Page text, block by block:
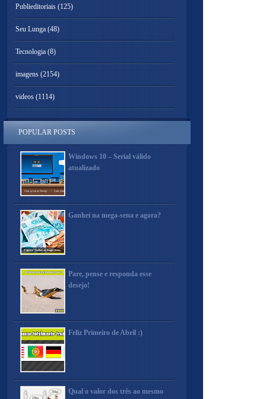
Publieditoriais (125)
Seu Lunga (48)
Tecnologia (8)
imagens (2154)
videos (1114)
POPULAR POSTS
Windows 10 – Serial válido
atualizado
Ganhei na mega-sena e agora?
Pare, pense e responda esse
desejo!
Feliz Primeiro de Abril :)
Qual o valor dos três ao mesmo